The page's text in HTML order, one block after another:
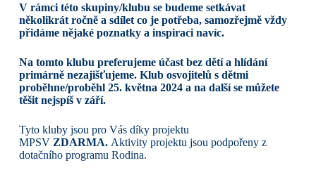
V rámci této skupiny/klubu se budeme setkávat
několikrát ročně a sdílet co je potřeba, samozřejmě vždy
přidáme nějaké poznatky a inspiraci navíc.
Na tomto klubu preferujeme účast bez dětí a hlídání
primárně nezajišťujeme. Klub osvojitelů s dětmi
proběhne/proběhl 25. května 2024 a na další se můžete
těšit nejspíš v září.
Tyto kluby jsou pro Vás díky projektu
MPSV ZDARMA.Aktivity projektu jsou podpořeny z
dotačního programu Rodina.